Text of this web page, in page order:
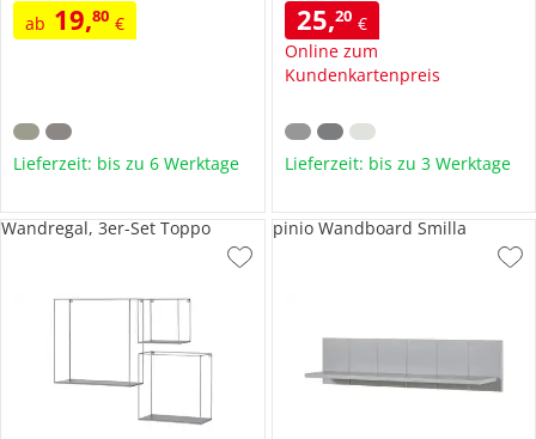
ab 19,80 €
Lieferzeit: bis zu 6 Werktage
25,20 €
Online zum
Kundenkartenpreis
Lieferzeit: bis zu 3 Werktage
Wandregal, 3er-Set Toppo pinio Wandboard Smilla